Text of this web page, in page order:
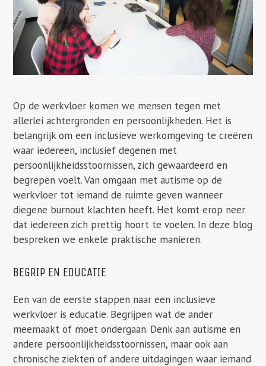
Op de werkvloer komen we mensen tegen met
allerlei achtergronden en persoonlijkheden. Het is
belangrijk om een inclusieve werkomgeving te creëren
waar iedereen, inclusief degenen met
persoonlijkheidsstoornissen, zich gewaardeerd en
begrepen voelt. Van omgaan met autisme op de
werkvloer tot iemand de ruimte geven wanneer
diegene burnout klachten heeft. Het komt erop neer
dat iedereen zich prettig hoort te voelen. In deze blog
bespreken we enkele praktische manieren.
BEGRIP EN EDUCATIE
Een van de eerste stappen naar een inclusieve
werkvloer is educatie. Begrijpen wat de ander
meemaakt of moet ondergaan. Denk aan autisme en
andere persoonlijkheidsstoornissen, maar ook aan
chronische ziekten of andere uitdagingen waar iemand